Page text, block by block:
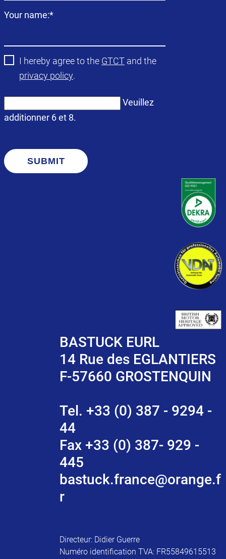
Champ
Your name:*
I hereby agree to the GTCT and the
privacy policy.
Veuillez
additionner 6 et 8.
SUBMIT
BASTUCK EURL
14 Rue des EGLANTIERS
F-57660 GROSTENQUIN
Tel. +33 (0) 387 - 9294 -
44
Fax +33 (0) 387- 929 -
445
bastuck.france@orange.f
r
Directeur: Didier Guerre
Numéro identification TVA: FR55849615513